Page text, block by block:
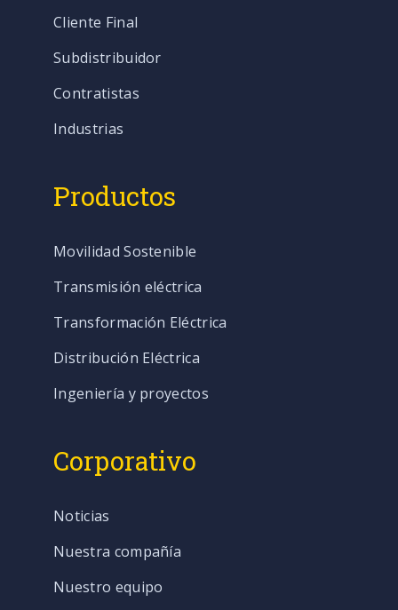
Cliente Final
Subdistribuidor
Contratistas
Industrias
Productos
Movilidad Sostenible
Transmisión eléctrica
Transformación Eléctrica
Distribución Eléctrica
Ingeniería y proyectos
Corporativo
Noticias
Nuestra compañía
Nuestro equipo